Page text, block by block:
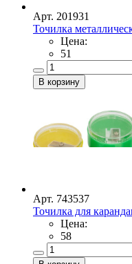
Арт. 201931
Точилка
Цена:
51
Арт. 743537
Точилка для
Цена:
58